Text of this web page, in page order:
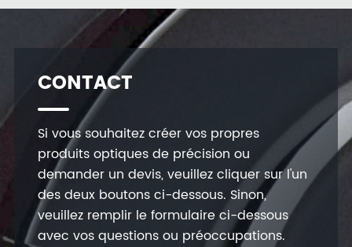
CONTACT
Si vous souhaitez créer vos propres
produits optiques de précision ou
demander un devis, veuillez cliquer sur l'un
des deux boutons ci-dessous. Sinon,
veuillez remplir le formulaire ci-dessous
avec vos questions ou préoccupations.